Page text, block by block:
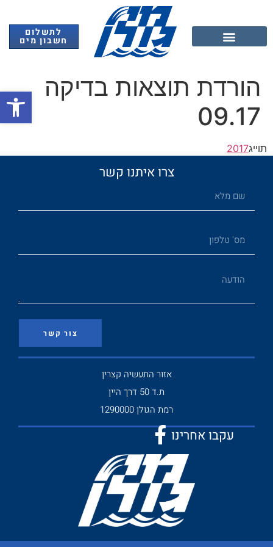
לתשלום
חשבון מים
הורדת תוצאות בדיקה
09.17
תוייג2017
צרו איתנו קשר
צור קשר
אזור התעשיה קצרין
ת.ד 50 דרך היין
רמת הגולן 1290000
עקבו אחרינו